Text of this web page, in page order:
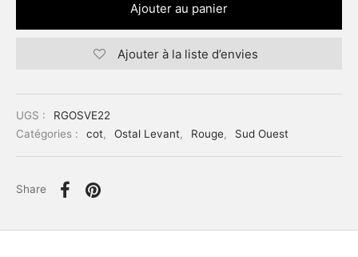
Ajouter au panier
Ajouter à la liste d’envies
UGS :
RGOSVE22
Catégories :
cot, Ostal Levant, Rouge, Sud Ouest
Share